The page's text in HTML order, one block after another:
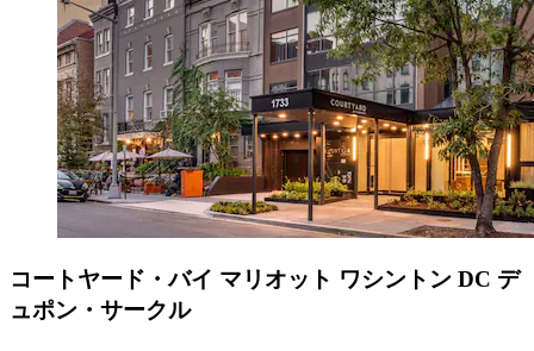
コートヤード・バイ マリオット ワシントン DC デ
ュポン・サークル